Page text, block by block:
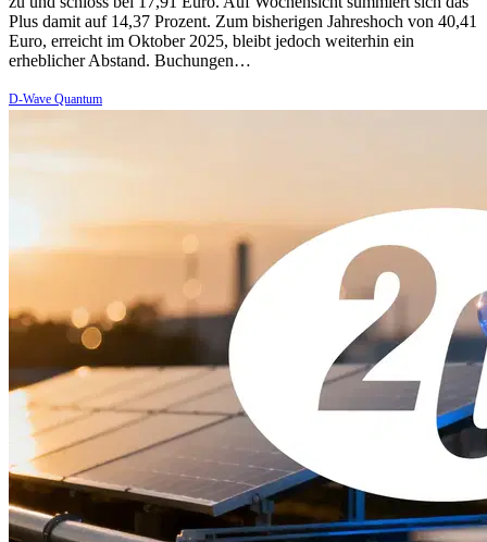
Plus damit auf 14,37 Prozent. Zum bisherigen Jahreshoch von 40,41
Euro, erreicht im Oktober 2025, bleibt jedoch weiterhin ein
erheblicher Abstand. Buchungen…
D-Wave Quantum